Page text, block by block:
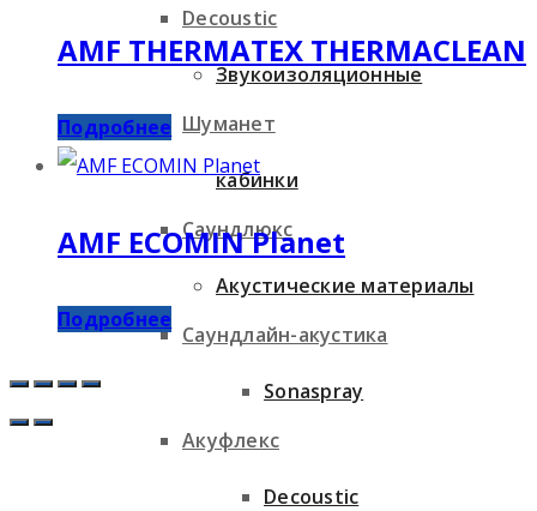
Decoustic
Шуманет
Саундлюкс
Саундлайн-акустика
Акуфлекс
Звукоизоляционные
кабинки
Акустические материалы
Sonaspray
Decoustic
AMF THERMATEX THERMACLEAN
Подробнее
AMF ECOMIN Planet
Подробнее